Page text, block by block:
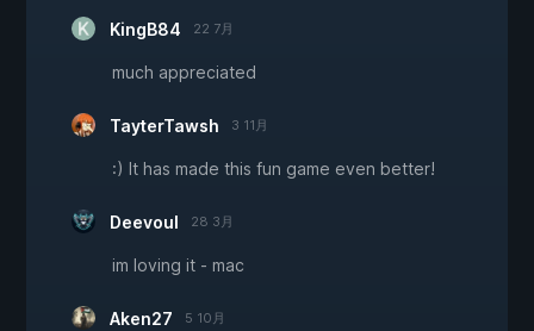
KingB84 22 7月
much appreciated
TayterTawsh 3 11月
:) It has made this fun game even better!
Deevoul 28 3月
im loving it - mac
Aken27 5 10月